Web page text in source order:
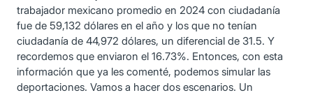
trabajador mexicano promedio en 2024 con ciudadanía
fue de 59,132 dólares en el año y los que no tenían
ciudadanía de 44,972 dólares, un diferencial de 31.5. Y
recordemos que enviaron el 16.73%. Entonces, con esta
información que ya les comenté, podemos simular las
deportaciones. Vamos a hacer dos escenarios. Un